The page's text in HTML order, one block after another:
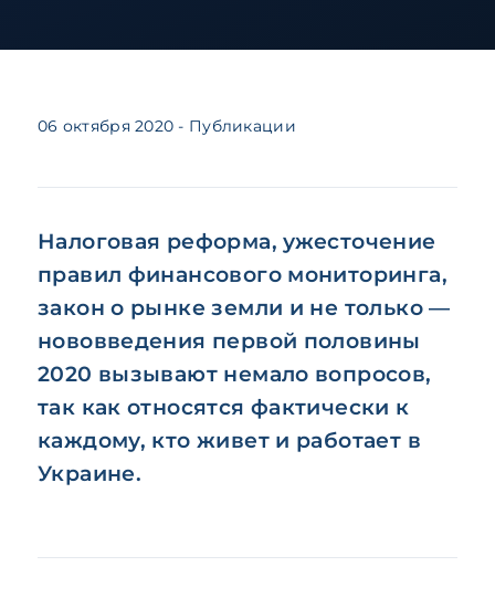
06 октября 2020 - Публикации
Налоговая реформа, ужесточение
правил финансового мониторинга,
закон о рынке земли и не только —
нововведения первой половины
2020 вызывают немало вопросов,
так как относятся фактически к
каждому, кто живет и работает в
Украине.